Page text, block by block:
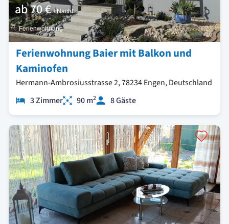
ab70 € / Nacht
Ferienwohnung
Ferienwohnung Baier mit Balkon und
Kaminofen
Hermann-Ambrosiusstrasse 2, 78234 Engen, Deutschland
3 Zimmer
90 m2 8 Gäste